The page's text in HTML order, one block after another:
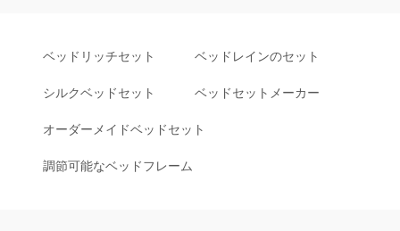
ベッドリッチセット ベッドレインのセット
シルクベッドセット ベッドセットメーカー
オーダーメイドベッドセット
調節可能なベッドフレーム